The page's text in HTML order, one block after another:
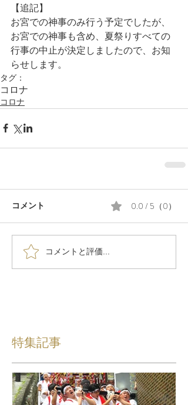
【追記】
お宮での神事のみ行う予定でしたが、
お宮での神事も含め、夏祭りすべての
行事の中止が決定しましたので、お知
らせします。
タグ：
コロナ
コロナ
コメント 0.0 / 5（0）
コメントと評価...
特集記事